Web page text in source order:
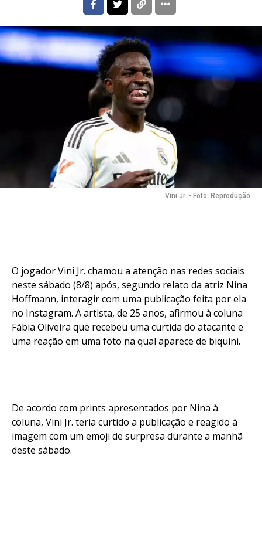
Vini Jr. - Foto: Reprodução
O jogador Vini Jr. chamou a atenção nas redes sociais
neste sábado (8/8) após, segundo relato da atriz Nina
Hoffmann, interagir com uma publicação feita por ela
no Instagram. A artista, de 25 anos, afirmou à coluna
Fábia Oliveira que recebeu uma curtida do atacante e
uma reação em uma foto na qual aparece de biquíni.
De acordo com prints apresentados por Nina à
coluna, Vini Jr. teria curtido a publicação e reagido à
imagem com um emoji de surpresa durante a manhã
deste sábado.